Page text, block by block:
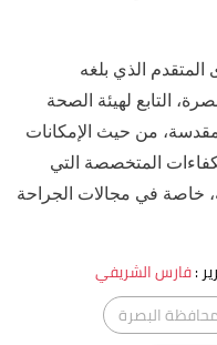
المتقدم الذي بلغه
التابع لهيئة الصحة
من حيث الإمكانات
المتخصصة التي
خاصة في مجالات الجراحة
:فارس الشريفي
محافظة البصرة